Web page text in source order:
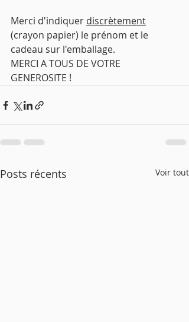
Merci d'indiquer discrètement
(crayon papier) le prénom et le
cadeau sur l'emballage.
MERCI A TOUS DE VOTRE
GENEROSITE !
Posts récents Voir tout